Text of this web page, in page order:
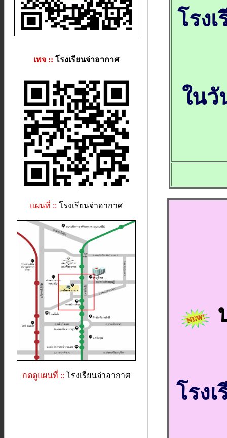
เพจ :: โรงเรียนจ่าอากาศ
แผนที่ :: โรงเรียนจ่าอากาศ
กดดูแผนที่ :: โรงเรียนจ่าอากาศ
โรง
ในวั
โรง